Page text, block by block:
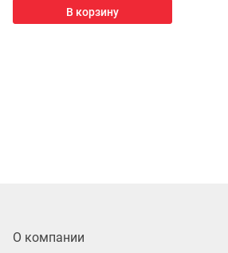
В корзину
О компании